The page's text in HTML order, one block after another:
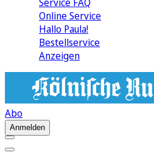
Online Service
Hallo Paula!
Bestellservice
Anzeigen
Abo
Anmelden